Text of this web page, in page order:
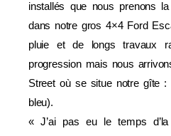
installés que nous prenons
dans notre gros 4×4 Ford
pluie et de longs travaux
progression mais nous
Street où se situe notre gîte
bleu).
« J’ai pas eu le temps d’la